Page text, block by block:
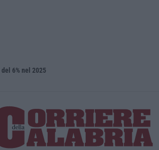
6% nel 2025